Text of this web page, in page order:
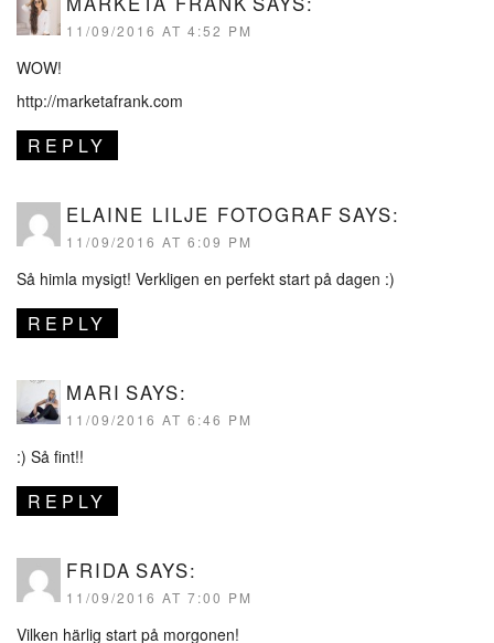
11/09/2016 AT 4:52 PM
WOW!
http://marketafrank.com
REPLY
ELAINE LILJE FOTOGRAF SAYS:
11/09/2016 AT 6:09 PM
Så himla mysigt! Verkligen en perfekt start på dagen :)
REPLY
MARI SAYS:
11/09/2016 AT 6:46 PM
:) Så fint!!
REPLY
FRIDA SAYS:
11/09/2016 AT 7:00 PM
Vilken härlig start på morgonen!